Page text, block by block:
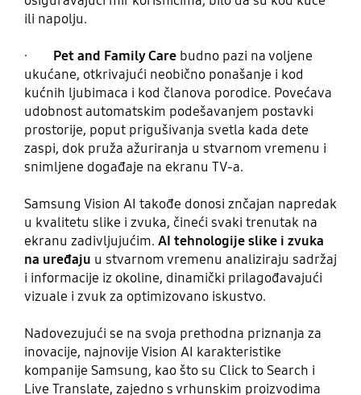
ili napolju.
· Pet and Family Carebudno pazi na voljene
ukućane, otkrivajući neobično ponašanje i kod
kućnih ljubimaca i kod članova porodice. Povećava
udobnost automatskim podešavanjem postavki
prostorije, poput prigušivanja svetla kada dete
zaspi, dok pruža ažuriranja u stvarnom vremenu i
snimljene događaje na ekranu TV-a.
Samsung Vision AI takođe donosi znčajan napredak
u kvalitetu slike i zvuka, čineći svaki trenutak na
ekranu zadivljujućim. AI tehnologije slike i zvuka
na uređaju u stvarnom vremenu analiziraju sadržaj
i informacije iz okoline, dinamički prilagođavajući
vizuale i zvuk za optimizovano iskustvo.
Nadovezujući se na svoja prethodna priznanja za
inovacije, najnovije Vision AI karakteristike
kompanije Samsung, kao što su Click to Search i
Live Translate, zajedno s vrhunskim proizvodima